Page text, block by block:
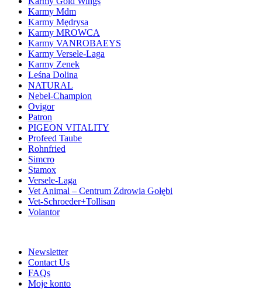
Karmy Mdm
Karmy Mędrysa
Karmy MROWCA
Karmy VANROBAEYS
Karmy Versele-Laga
Karmy Zenek
Leśna Dolina
NATURAL
Nebel-Champion
Ovigor
Patron
PIGEON VITALITY
Profeed Taube
Rohnfried
Simcro
Stamox
Versele-Laga
Vet Animal – Centrum Zdrowia Gołębi
Vet-Schroeder+Tollisan
Volantor
Newsletter
Contact Us
FAQs
Moje konto